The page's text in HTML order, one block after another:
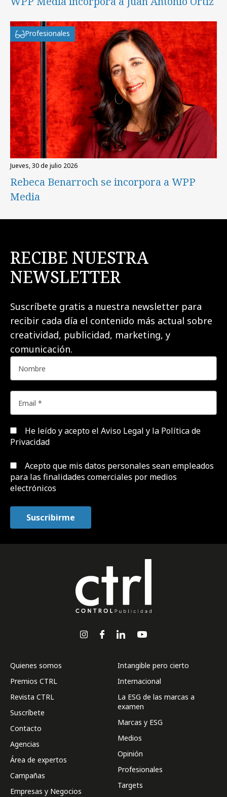
Profesionales
jueves, 30 de julio 2026
Rebeca Benarroch se incorpora a WPP
Media
RECIBE NUESTRA
NEWSLETTER
Suscríbete gratis a nuestra newsletter para
recibir cada día el contenido más actual sobre
creatividad, publicidad, marketing, y
comunicación.
He leído y acepto el Aviso Legal y la Política de
Privacidad
Acepto que mis datos personales sean empleados
para las finalidades comerciales por medios
electrónicos
Quienes somos
Premios CTRL
Revista CTRL
Suscríbete
Contacto
Agencias
Área de expertos
Campañas
Empresas y Negocios
Intangible pero cierto
Internacional
La ESG de las marcas a
examen
Marcas y ESG
Medios
Opinión
Profesionales
Targets